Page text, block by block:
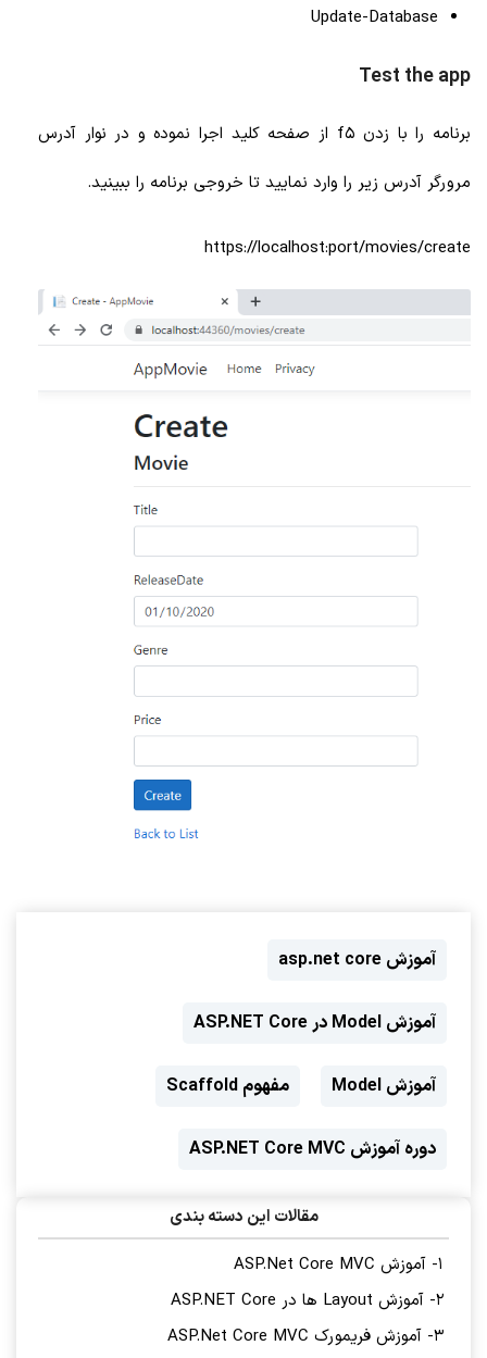
Update-Database
Test the app
برنامه را با زدن f5 از صفحه کلید اجرا نموده و در نوار آدرس
مرورگر آدرس زیر را وارد نمایید تا خروجی برنامه را ببینید.
https://localhost:port/movies/create
آموزش asp.net core
آموزش Model در ASP.NET Core
آموزش Model مفهوم Scaffold
دوره آموزش ASP.NET Core MVC
مقالات این دسته بندی
1- آموزش ASP.Net Core MVC
2- آموزش Layout ها در ASP.NET Core
3- آموزش فریمورک ASP.Net Core MVC